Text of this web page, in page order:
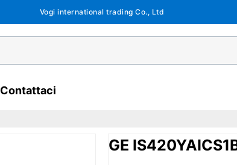
Vogi international trading Co., Ltd
Contattaci
GE